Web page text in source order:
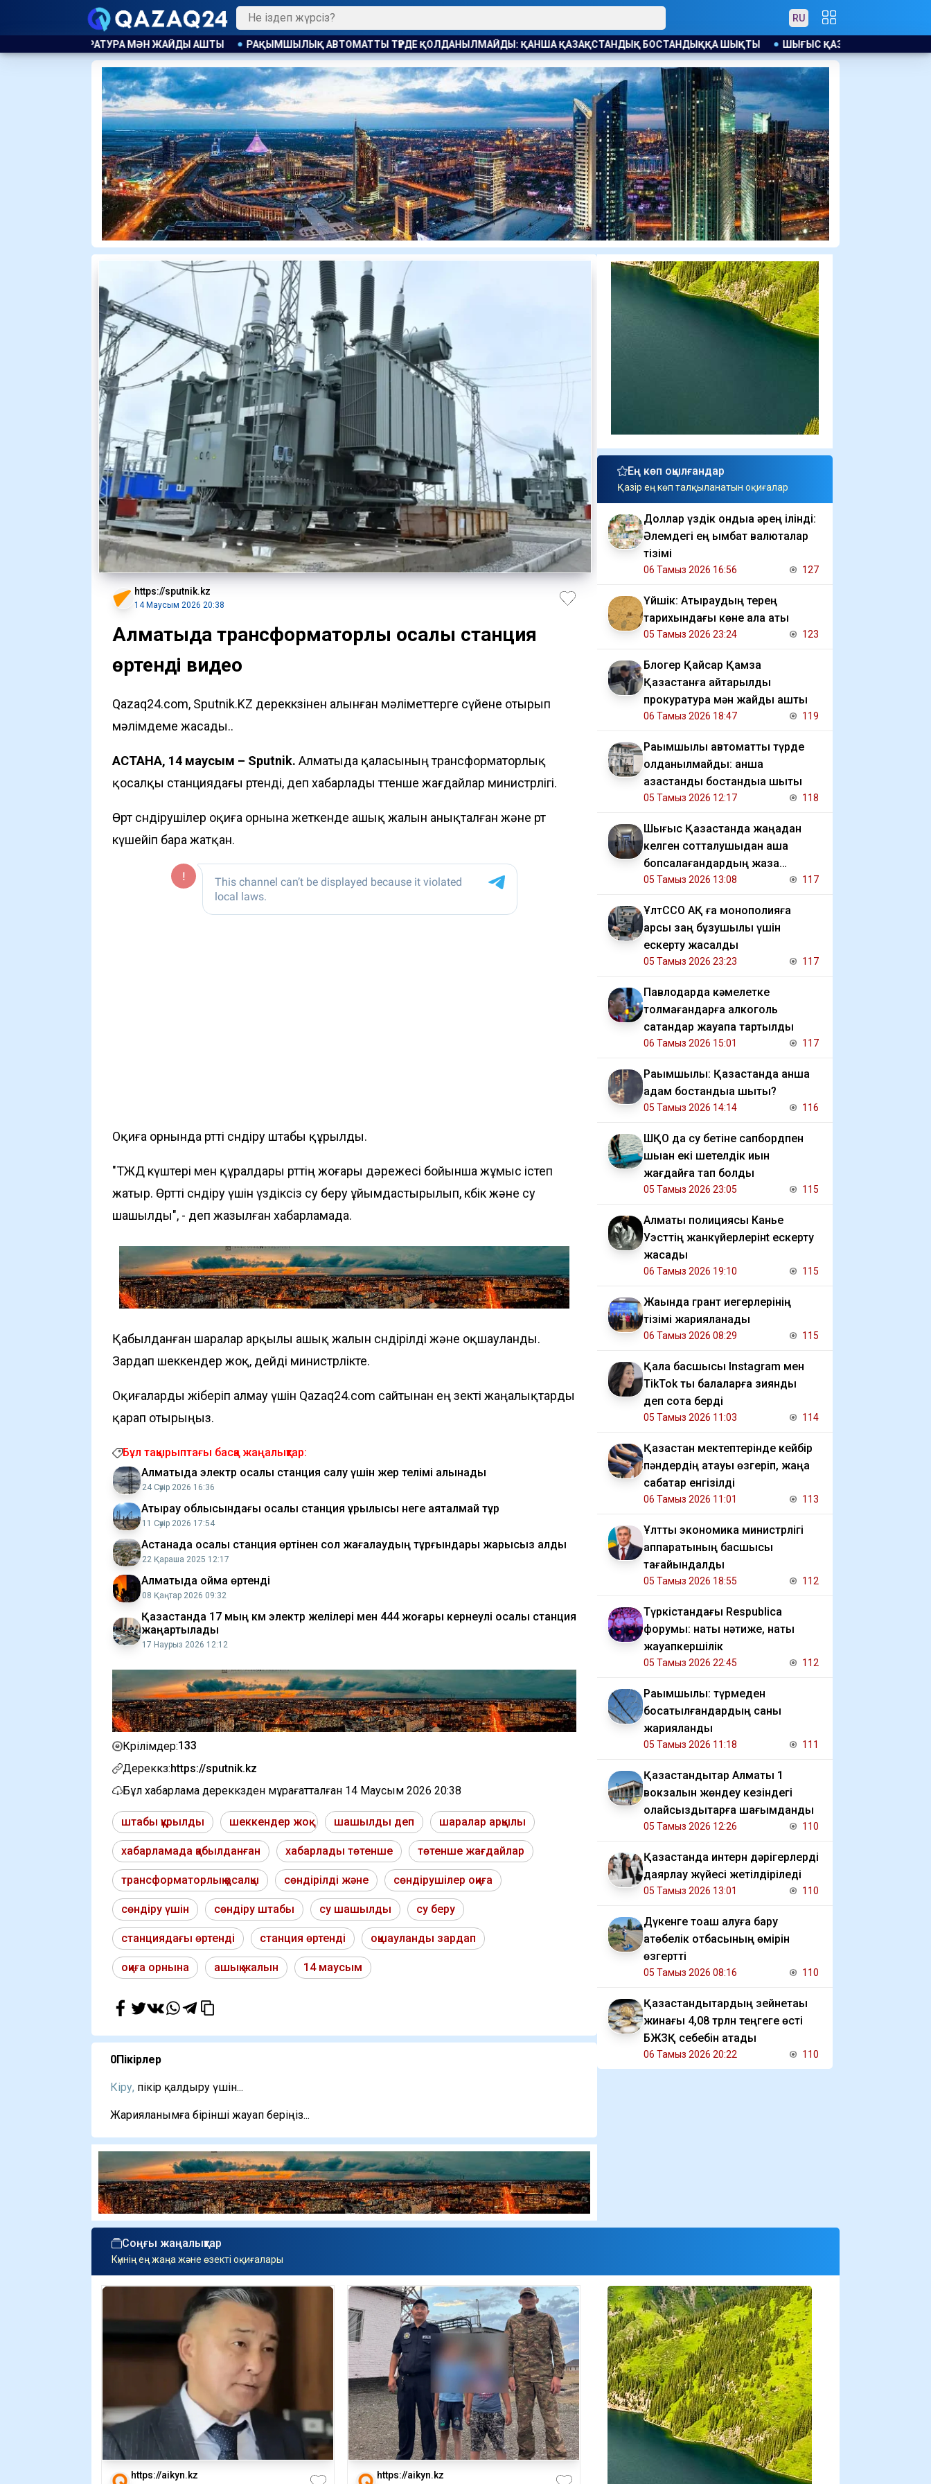
RU
РАҚЫМШЫЛЫҚ АВТОМАТТЫ ТҮРДЕ ҚОЛДАНЫЛМАЙДЫ: ҚАНША ҚАЗАҚСТАНДЫҚ БОСТАНДЫҚҚА ШЫҚТЫ ШЫҒЫС ҚАЗАҚСТАНДА ЖАҢАДАН КЕЛГЕН
https://sputnik.kz
14 Маусым 2026 20:38
Алматыда трансформаторлық қосалқы станция
өртенді видео
Qazaq24.com, Sputnik.KZ дереккөзінен алынған мәліметтерге сүйене отырып
мәлімдеме жасады..
АСТАНА, 14 маусым – Sputnik. Алматыда қаласының трансформаторлық
қосалқы станциядағы өртенді, деп хабарлады төтенше жағдайлар министрлігі.
Өрт сөндірушілер оқиға орнына жеткенде ашық жалын анықталған және өрт
күшейіп бара жатқан.
Оқиға орнында өртті сөндіру штабы құрылды.
"ТЖД күштері мен құралдары өрттің жоғары дәрежесі бойынша жұмыс істеп
жатыр. Өртті сөндіру үшін үздіксіз су беру ұйымдастырылып, көбік және су
шашылды", - деп жазылған хабарламада.
Қабылданған шаралар арқылы ашық жалын сөндірілді және оқшауланды.
Зардап шеккендер жоқ, дейді министрлікте.
Оқиғаларды жіберіп алмау үшін Qazaq24.com сайтынан ең өзекті жаңалықтарды
қарап отырыңыз.
Бұл тақырыптағы басқа жаңалықтар:
Алматыда электр қосалқы станция салу үшін жер телімі алынады
24 Сәуір 2026 16:36
Атырау облысындағы қосалқы станция құрылысы неге аяқталмай тұр
11 Сәуір 2026 17:54
Астанада қосалқы станция өртінен сол жағалаудың тұрғындары жарықсыз қалды
22 Қараша 2025 12:17
Алматыда қойма өртенді
08 Қаңтар 2026 09:32
Қазақстанда 17 мың км электр желілері мен 444 жоғары кернеулі қосалқы станция
жаңартылады
17 Наурыз 2026 12:12
Көрілімдер:133
Дереккөз:https://sputnik.kz
Бұл хабарлама дереккөзден мұрағатталған 14 Маусым 2026 20:38
штабы құрылды шеккендер жоқ шашылды деп шаралар арқылы
хабарламада қабылданған хабарлады төтенше төтенше жағдайлар
трансформаторлық қосалқы сөндірілді және сөндірушілер оқиға
сөндіру үшін сөндіру штабы су шашылды су беру
станциядағы өртенді станция өртенді оқшауланды зардап
оқиға орнына ашық жалын 14 маусым
0Пікірлер
Кіру, пікір қалдыру үшін...
Жарияланымға бірінші жауап беріңіз...
Ең көп оқылғандар
Қазір ең көп талқыланатын оқиғалар
Доллар үздік ондыққа әрең ілінді:
Әлемдегі ең қымбат валюталар
тізімі
06 Тамыз 2026 16:56 127
Үйшік: Атыраудың терең
тарихындағы көне қала аты
05 Тамыз 2026 23:24 123
Блогер Қайсар Қамза
Қазақстанға қайтарылды
прокуратура мән жайды ашты
06 Тамыз 2026 18:47 119
Рақымшылық автоматты түрде
қолданылмайды: қанша
қазақстандық бостандыққа шықты
05 Тамыз 2026 12:17 118
Шығыс Қазақстанда жаңадан
келген сотталушыдан ақша
бопсалағандардың жаза
мерзімі ұзартылды
05 Тамыз 2026 13:08 117
ҰлтССО АҚ ға монополияға
қарсы заң бұзушылық үшін
ескерту жасалды
05 Тамыз 2026 23:23 117
Павлодарда кәмелетке
толмағандарға алкоголь
сатқандар жауапқа тартылды
06 Тамыз 2026 15:01 117
Рақымшылық: Қазақстанда қанша
адам бостандыққа шықты?
05 Тамыз 2026 14:14 116
ШҚО да су бетіне сапбордпен
шыққан екі шетелдік қиын
жағдайға тап болды
05 Тамыз 2026 23:05 115
Алматы полициясы Канье
Уэсттің жанкүйерлерінt ескерту
жасады
06 Тамыз 2026 19:10 115
Жақында грант иегерлерінің
тізімі жарияланады
06 Тамыз 2026 08:29 115
Қала басшысы Instagram мен
TikTok ты балаларға зиянды
деп сотқа берді
05 Тамыз 2026 11:03 114
Қазақстан мектептерінде кейбір
пәндердің атауы өзгеріп, жаңа
сабақтар енгізілді
06 Тамыз 2026 11:01 113
Ұлттық экономика министрлігі
аппаратының басшысы
тағайындалды
05 Тамыз 2026 18:55 112
Түркістандағы Respublica
форумы: нақты нәтиже, нақты
жауапкершілік
05 Тамыз 2026 22:45 112
Рақымшылық: түрмеден
босатылғандардың саны
жарияланды
05 Тамыз 2026 11:18 111
Қазақстандықтар Алматы 1
вокзалын жөндеу кезіндегі
қолайсыздықтарға шағымданды
05 Тамыз 2026 12:26 110
Қазақстанда интерн дәрігерлерді
даярлау жүйесі жетілдіріледі
05 Тамыз 2026 13:01 110
Дүкенге тоқаш алуға бару
ақтөбелік отбасының өмірін
өзгертті
05 Тамыз 2026 08:16 110
Қазақстандықтардың зейнетақы
жинағы 4,08 трлн теңгеге өсті
БЖЗҚ себебін атады
06 Тамыз 2026 20:22 110
Соңғы жаңалықтар
Күннің ең жаңа және өзекті оқиғалары
https://aikyn.kz https://aikyn.kz